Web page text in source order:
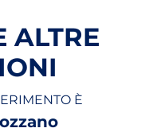
ALTRE
È